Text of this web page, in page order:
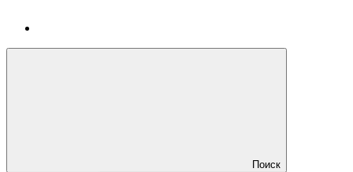
Поиск